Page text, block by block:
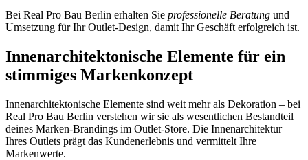
Bei Real Pro Bau Berlin erhalten Sie professionelle Beratung und
Umsetzung für Ihr Outlet-Design, damit Ihr Geschäft erfolgreich ist.
Innenarchitektonische Elemente für ein
stimmiges Markenkonzept
Innenarchitektonische Elemente sind weit mehr als Dekoration – bei
Real Pro Bau Berlin verstehen wir sie als wesentlichen Bestandteil
deines Marken-Brandings im Outlet-Store. Die Innenarchitektur
Ihres Outlets prägt das Kundenerlebnis und vermittelt Ihre
Markenwerte.